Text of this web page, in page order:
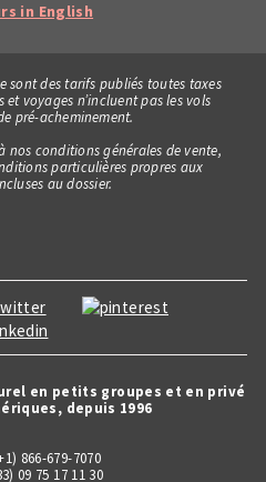
in English
sont des tarifs publiés toutes taxes
et voyages n’incluent pas les vols
pré-acheminement.
nos conditions générales de vente,
particulières propres aux
au dossier.
en petits groupes et en privé
depuis 1996
866-679-7070
09 75 17 11 30